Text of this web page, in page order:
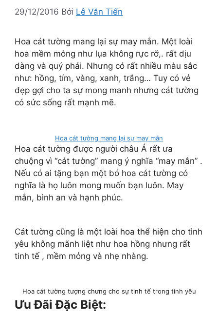
29/12/2016 Bởi Lê Văn Tiến
Hoa cát tường mang lại sự may mắn. Một loài
hoa mềm mỏng như lụa không rực rỡ,. rất dịu
dàng và quý phái. Nhưng có rất nhiều màu sắc
như: hồng, tím, vàng, xanh, trắng… Tuy có vẻ
đẹp gợi cho ta sự mong manh nhưng cát tường
có sức sống rất mạnh mẽ.
Hoa cát tường mang lại sự may mắn
Hoa cát tường được người châu Á rất ưa
chuộng vì “cát tường” mang ý nghĩa “may mắn” .
Nếu có ai tặng bạn một bó hoa cát tường có
nghĩa là họ luôn mong muốn bạn luôn. May
mắn, bình an và hạnh phúc.
Cát tường cũng là một loài hoa thể hiện cho tình
yêu không mãnh liệt như hoa hồng nhưng rất
tinh tế , mềm mỏng và nhẹ nhàng.
Hoa cát tường tượng chưng cho sự tinh tế trong tình yêu
Ưu Đãi Đặc Biệt: